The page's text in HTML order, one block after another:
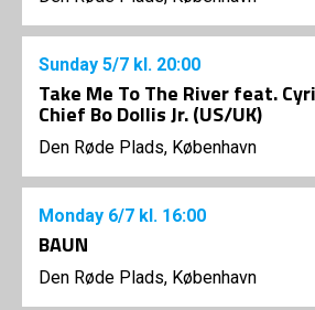
Sunday 5/7 kl. 20:00
Take Me To The River feat.
Chief Bo Dollis Jr. (US/UK)
Den Røde Plads, København
Monday 6/7 kl. 16:00
BAUN
Den Røde Plads, København